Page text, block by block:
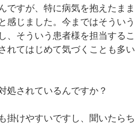
ですが、特に病気を抱えたまま
感じました。今まではそういう
、そういう患者様を担当するこ
れてはじめて気づくことも多い
処されているんですか？
掛けやすいですし、聞いたらち